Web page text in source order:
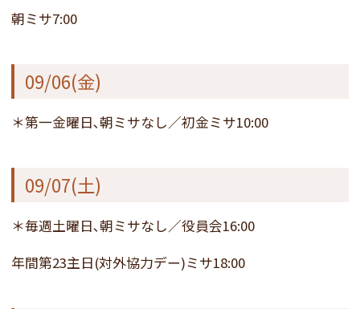
朝ミサ7:00
09/06(金)
＊第一金曜日､朝ミサなし／初金ミサ10:00
09/07(土)
＊毎週土曜日､朝ミサなし／役員会16:00
年間第23主日(対外協力デー)ミサ18:00